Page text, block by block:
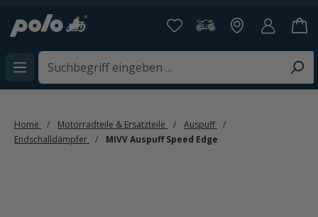
springen
Home Motorradteile & Ersatzteile
Auspuff
Endschalldämpfer
MIVV Auspuff Speed Edge